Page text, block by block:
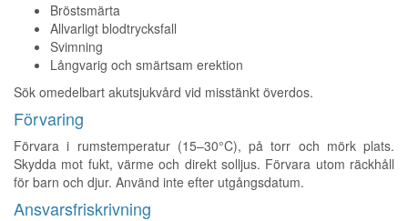
Bröstsmärta
Allvarligt blodtrycksfall
Svimning
Långvarig och smärtsam erektion
Sök omedelbart akutsjukvård vid misstänkt överdos.
Förvaring
Förvara i rumstemperatur (15–30°C), på torr och mörk plats.
Skydda mot fukt, värme och direkt solljus. Förvara utom räckhåll
för barn och djur. Använd inte efter utgångsdatum.
Ansvarsfriskrivning